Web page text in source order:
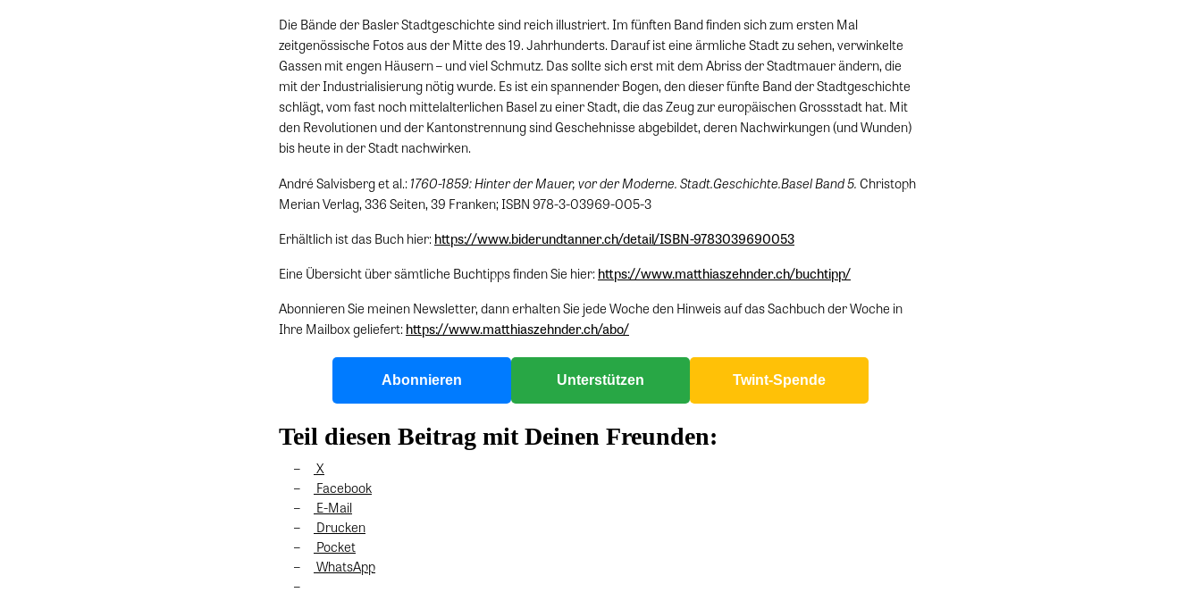
Die Bände der Basler Stadtgeschichte sind reich illustriert. Im fünften Band finden sich zum ersten Mal
zeitgenössische Fotos aus der Mitte des 19. Jahrhunderts. Darauf ist eine ärmliche Stadt zu sehen, verwinkelte
Gassen mit engen Häusern – und viel Schmutz. Das sollte sich erst mit dem Abriss der Stadtmauer ändern, die
mit der Industrialisierung nötig wurde. Es ist ein spannender Bogen, den dieser fünfte Band der Stadtgeschichte
schlägt, vom fast noch mittelalterlichen Basel zu einer Stadt, die das Zeug zur europäischen Grossstadt hat. Mit
den Revolutionen und der Kantonstrennung sind Geschehnisse abgebildet, deren Nachwirkungen (und Wunden)
bis heute in der Stadt nachwirken.
André Salvisberg et al.: 1760-1859: Hinter der Mauer, vor der Moderne. Stadt.Geschichte.Basel Band 5.Christoph
Merian Verlag, 336 Seiten, 39 Franken; ISBN 978-3-03969-005-3
Erhältlich ist das Buch hier: https://www.biderundtanner.ch/detail/ISBN-9783039690053
Eine Übersicht über sämtliche Buchtipps finden Sie hier: https://www.matthiaszehnder.ch/buchtipp/
Abonnieren Sie meinen Newsletter, dann erhalten Sie jede Woche den Hinweis auf das Sachbuch der Woche in
Ihre Mailbox geliefert: https://www.matthiaszehnder.ch/abo/
Abonnieren Unterstützen Twint-Spende
Teil diesen Beitrag mit Deinen Freunden:
X
Facebook
E-Mail
Drucken
Pocket
WhatsApp